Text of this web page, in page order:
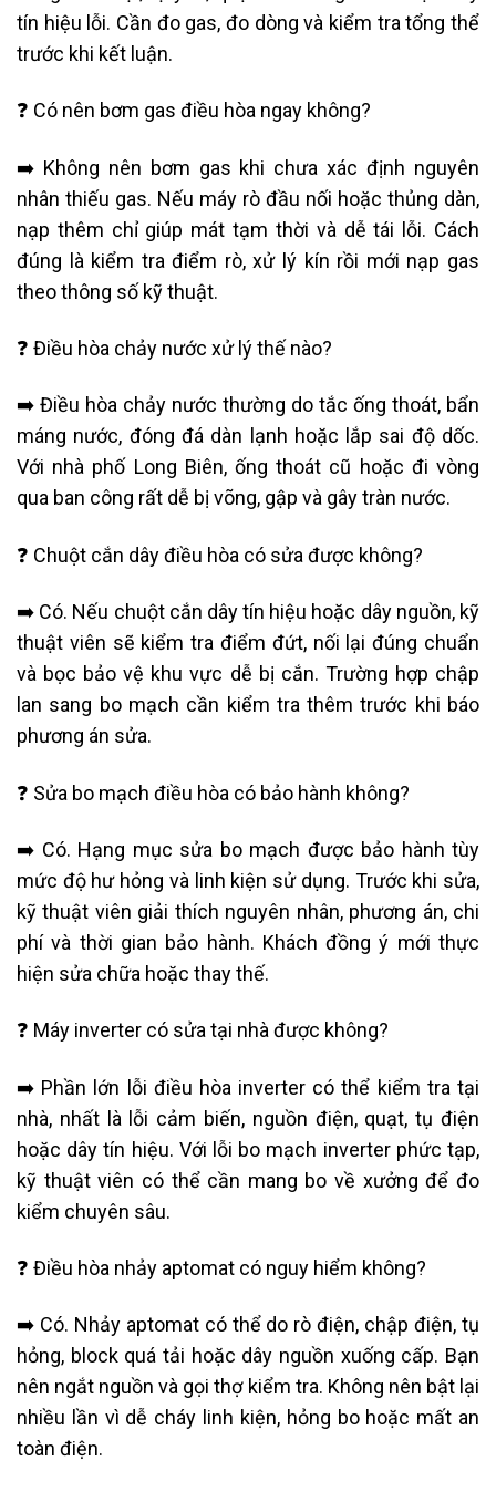
tín hiệu lỗi. Cần đo gas, đo dòng và kiểm tra tổng thể
trước khi kết luận.
❓ Có nên bơm gas điều hòa ngay không?
➡️ Không nên bơm gas khi chưa xác định nguyên
nhân thiếu gas. Nếu máy rò đầu nối hoặc thủng dàn,
nạp thêm chỉ giúp mát tạm thời và dễ tái lỗi. Cách
đúng là kiểm tra điểm rò, xử lý kín rồi mới nạp gas
theo thông số kỹ thuật.
❓ Điều hòa chảy nước xử lý thế nào?
➡️ Điều hòa chảy nước thường do tắc ống thoát, bẩn
máng nước, đóng đá dàn lạnh hoặc lắp sai độ dốc.
Với nhà phố Long Biên, ống thoát cũ hoặc đi vòng
qua ban công rất dễ bị võng, gập và gây tràn nước.
❓ Chuột cắn dây điều hòa có sửa được không?
➡️ Có. Nếu chuột cắn dây tín hiệu hoặc dây nguồn, kỹ
thuật viên sẽ kiểm tra điểm đứt, nối lại đúng chuẩn
và bọc bảo vệ khu vực dễ bị cắn. Trường hợp chập
lan sang bo mạch cần kiểm tra thêm trước khi báo
phương án sửa.
❓ Sửa bo mạch điều hòa có bảo hành không?
➡️ Có. Hạng mục sửa bo mạch được bảo hành tùy
mức độ hư hỏng và linh kiện sử dụng. Trước khi sửa,
kỹ thuật viên giải thích nguyên nhân, phương án, chi
phí và thời gian bảo hành. Khách đồng ý mới thực
hiện sửa chữa hoặc thay thế.
❓ Máy inverter có sửa tại nhà được không?
➡️ Phần lớn lỗi điều hòa inverter có thể kiểm tra tại
nhà, nhất là lỗi cảm biến, nguồn điện, quạt, tụ điện
hoặc dây tín hiệu. Với lỗi bo mạch inverter phức tạp,
kỹ thuật viên có thể cần mang bo về xưởng để đo
kiểm chuyên sâu.
❓ Điều hòa nhảy aptomat có nguy hiểm không?
➡️ Có. Nhảy aptomat có thể do rò điện, chập điện, tụ
hỏng, block quá tải hoặc dây nguồn xuống cấp. Bạn
nên ngắt nguồn và gọi thợ kiểm tra. Không nên bật lại
nhiều lần vì dễ cháy linh kiện, hỏng bo hoặc mất an
toàn điện.